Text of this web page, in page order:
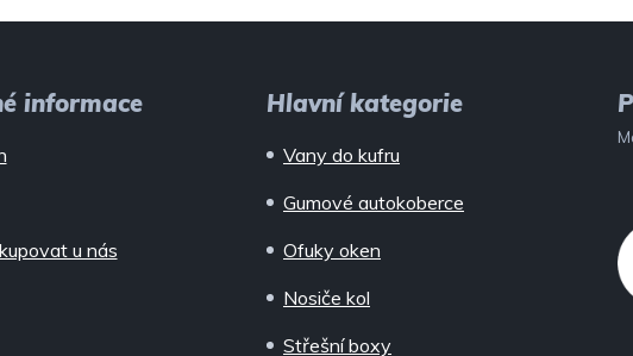
informace
u nás
Hlavní kategorie
Vany do kufru
Gumové autokoberce
Ofuky oken
Nosiče kol
Střešní boxy